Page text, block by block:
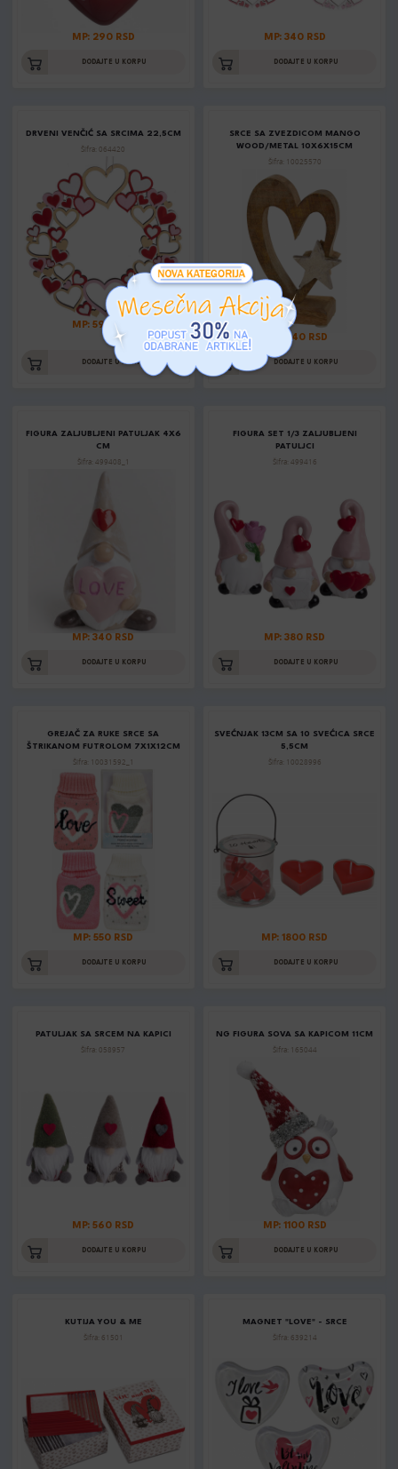
MP: 290 RSD
DODAJTE U KORPU
MP: 340 RSD
DODAJTE U KORPU
DRVENI VENČIĆ SA SRCIMA 22,5CM
Šifra: 064420
MP: 590 RSD
DODAJTE U KORPU
SRCE SA ZVEZDICOM MANGO
WOOD/METAL 10X6X15CM
Šifra: 10025570
MP: 1240 RSD
DODAJTE U KORPU
FIGURA ZALJUBLJENI PATULJAK 4X6
CM
Šifra: 499408_1
MP: 340 RSD
DODAJTE U KORPU
FIGURA SET 1/3 ZALJUBLJENI
PATULJCI
Šifra: 499416
MP: 380 RSD
DODAJTE U KORPU
GREJAČ ZA RUKE SRCE SA
ŠTRIKANOM FUTROLOM 7X1X12CM
Šifra: 10031592_1
MP: 550 RSD
DODAJTE U KORPU
SVEĆNJAK 13CM SA 10 SVEĆICA SRCE
5,5CM
Šifra: 10028996
MP: 1800 RSD
DODAJTE U KORPU
PATULJAK SA SRCEM NA KAPICI
Šifra: 058957
MP: 560 RSD
DODAJTE U KORPU
NG FIGURA SOVA SA KAPICOM 11CM
Šifra: 165044
MP: 1100 RSD
DODAJTE U KORPU
KUTIJA YOU & ME
Šifra: 61501
MAGNET "LOVE" - SRCE
Šifra: 639214